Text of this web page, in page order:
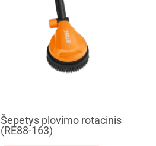
Šepetys plovimo rotacinis
(RE88-163)